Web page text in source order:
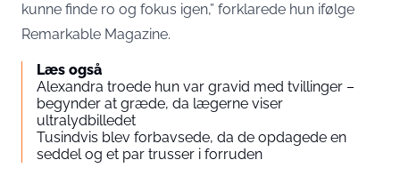
kunne finde ro og fokus igen,” forklarede hun ifølge
Remarkable Magazine.
Læs også
Alexandra troede hun var gravid med tvillinger –
begynder at græde, da lægerne viser
ultralydbilledet
Tusindvis blev forbavsede, da de opdagede en
seddel og et par trusser i forruden